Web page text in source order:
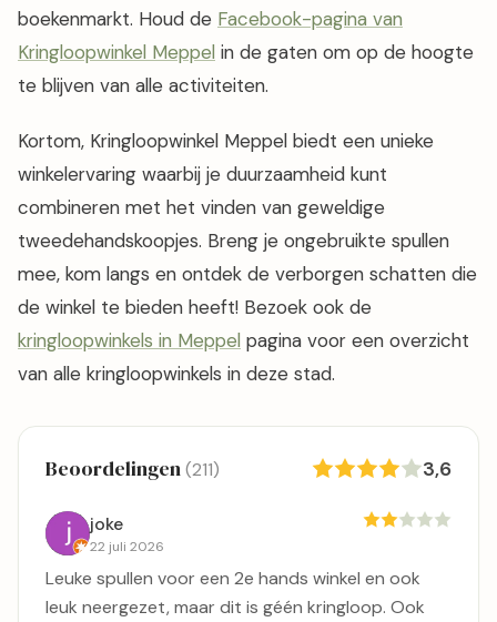
boekenmarkt. Houd de Facebook-pagina van
Kringloopwinkel Meppel in de gaten om op de hoogte
te blijven van alle activiteiten.
Kortom, Kringloopwinkel Meppel biedt een unieke
winkelervaring waarbij je duurzaamheid kunt
combineren met het vinden van geweldige
tweedehandskoopjes. Breng je ongebruikte spullen
mee, kom langs en ontdek de verborgen schatten die
de winkel te bieden heeft! Bezoek ook de
kringloopwinkels in Meppel pagina voor een overzicht
van alle kringloopwinkels in deze stad.
Beoordelingen(211) 3,6
joke
22 juli 2026
Leuke spullen voor een 2e hands winkel en ook
leuk neergezet, maar dit is géén kringloop. Ook